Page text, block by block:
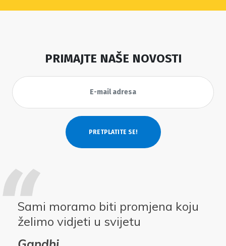
PRIMAJTE NAŠE NOVOSTI
Sami moramo biti promjena koju
želimo vidjeti u svijetu